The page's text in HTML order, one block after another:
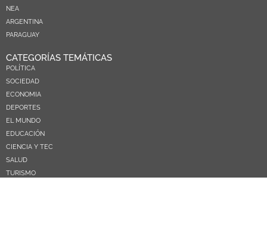
NEA
ARGENTINA
PARAGUAY
CATEGORÍAS TEMÁTICAS
POLÍTICA
SOCIEDAD
ECONOMIA
DEPORTES
EL MUNDO
EDUCACIÓN
CIENCIA Y TEC
SALUD
TURISMO